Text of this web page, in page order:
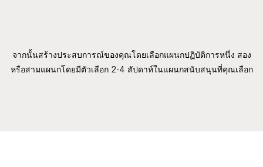
จากนั้นสร้างประสบการณ์ของคุณโดยเลือกแผนกปฏิบัติการหนึ่ง สอง
หรือสามแผนกโดยมีตัวเลือก 2-4 สัปดาห์ในแผนกสนับสนุนที่คุณเลือก